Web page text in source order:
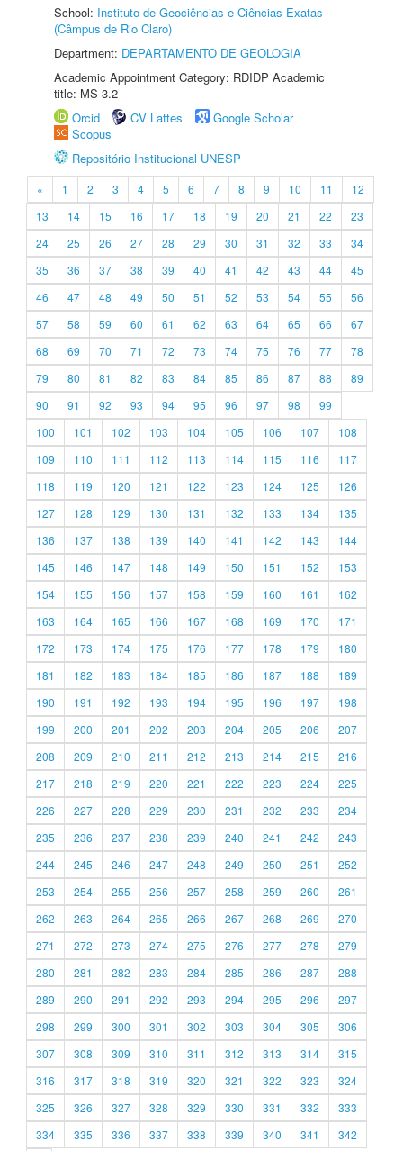
School: Instituto de Geociências e Ciências Exatas
(Câmpus de Rio Claro)
Department: DEPARTAMENTO DE GEOLOGIA
Academic Appointment Category: RDIDP Academic
title: MS-3.2
Orcid
CV Lattes
Google Scholar
Scopus
Repositório Institucional UNESP
« 1 2 3 4 5 6 7 8 9 10 11
12
13
14 15 16 17 18 19 20 21 22
23
24
25 26 27 28 29 30 31 32 33
34
35
36 37 38 39 40 41 42 43 44
45
46
47 48 49 50 51 52 53 54 55
56
57
58 59 60 61 62 63 64 65 66
67
68
69 70 71 72 73 74 75 76 77
78
79
80 81 82 83 84 85 86 87 88
89
90
91 92 93 94 95 96 97 98
99
100
101 102 103 104 105 106 107
108
109
110 111 112 113 114 115 116
117
118
119 120 121 122 123 124 125
126
127
128 129 130 131 132 133 134
135
136
137 138 139 140 141 142 143
144
145
146 147 148 149 150 151 152
153
154
155 156 157 158 159 160 161
162
163
164 165 166 167 168 169 170
171
172
173 174 175 176 177 178 179
180
181
182 183 184 185 186 187 188
189
190
191 192 193 194 195 196 197
198
199
200 201 202 203 204 205 206
207
208
209 210 211 212 213 214 215
216
217
218 219 220 221 222 223 224
225
226
227 228 229 230 231 232 233
234
235
236 237 238 239 240 241 242
243
244
245 246 247 248 249 250 251
252
253
254 255 256 257 258 259 260
261
262
263 264 265 266 267 268 269
270
271
272 273 274 275 276 277 278
279
280
281 282 283 284 285 286 287
288
289
290 291 292 293 294 295 296
297
298
299 300 301 302 303 304 305
306
307
308 309 310 311 312 313 314
315
316
317 318 319 320 321 322 323
324
325
326 327 328 329 330 331 332
333
334
335 336 337 338 339 340 341 342